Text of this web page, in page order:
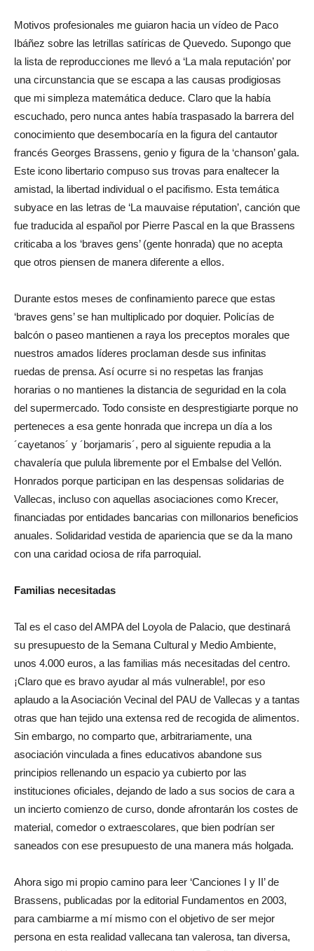
Motivos profesionales me guiaron hacia un vídeo de Paco
Ibáñez sobre las letrillas satíricas de Quevedo. Supongo que
la lista de reproducciones me llevó a ‘La mala reputación’ por
una circunstancia que se escapa a las causas prodigiosas
que mi simpleza matemática deduce. Claro que la había
escuchado, pero nunca antes había traspasado la barrera del
conocimiento que desembocaría en la figura del cantautor
francés Georges Brassens, genio y figura de la ‘chanson’ gala.
Este icono libertario compuso sus trovas para enaltecer la
amistad, la libertad individual o el pacifismo. Esta temática
subyace en las letras de ‘La mauvaise réputation’, canción que
fue traducida al español por Pierre Pascal en la que Brassens
criticaba a los ‘braves gens’ (gente honrada) que no acepta
que otros piensen de manera diferente a ellos.
Durante estos meses de confinamiento parece que estas
‘braves gens’ se han multiplicado por doquier. Policías de
balcón o paseo mantienen a raya los preceptos morales que
nuestros amados líderes proclaman desde sus infinitas
ruedas de prensa. Así ocurre si no respetas las franjas
horarias o no mantienes la distancia de seguridad en la cola
del supermercado. Todo consiste en desprestigiarte porque no
perteneces a esa gente honrada que increpa un día a los
´cayetanos´ y ´borjamaris´, pero al siguiente repudia a la
chavalería que pulula libremente por el Embalse del Vellón.
Honrados porque participan en las despensas solidarias de
Vallecas, incluso con aquellas asociaciones como Krecer,
financiadas por entidades bancarias con millonarios beneficios
anuales. Solidaridad vestida de apariencia que se da la mano
con una caridad ociosa de rifa parroquial.
Familias necesitadas
Tal es el caso del AMPA del Loyola de Palacio, que destinará
su presupuesto de la Semana Cultural y Medio Ambiente,
unos 4.000 euros, a las familias más necesitadas del centro.
¡Claro que es bravo ayudar al más vulnerable!, por eso
aplaudo a la Asociación Vecinal del PAU de Vallecas y a tantas
otras que han tejido una extensa red de recogida de alimentos.
Sin embargo, no comparto que, arbitrariamente, una
asociación vinculada a fines educativos abandone sus
principios rellenando un espacio ya cubierto por las
instituciones oficiales, dejando de lado a sus socios de cara a
un incierto comienzo de curso, donde afrontarán los costes de
material, comedor o extraescolares, que bien podrían ser
saneados con ese presupuesto de una manera más holgada.
Ahora sigo mi propio camino para leer ‘Canciones I y II’ de
Brassens, publicadas por la editorial Fundamentos en 2003,
para cambiarme a mí mismo con el objetivo de ser mejor
persona en esta realidad vallecana tan valerosa, tan diversa,